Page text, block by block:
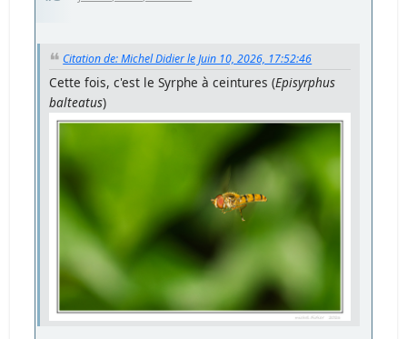
Citation de: Michel Didier le Juin 10, 2026, 17:52:46
Cette fois, c'est le Syrphe à ceintures (Episyrphus
balteatus)